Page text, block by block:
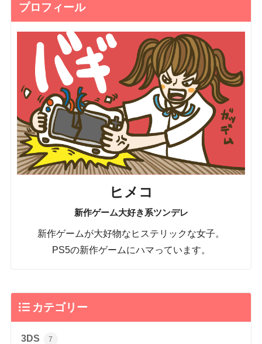
プロフィール
ヒメコ
新作ゲーム大好き系ツンデレ
新作ゲームが大好物なヒステリックな女子。
PS5の新作ゲームにハマっています。
カテゴリー
3DS 7